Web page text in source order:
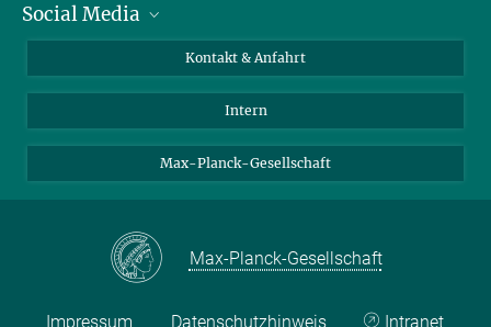
Pressebereich
Stellenangebote
Social Media
LinkedIn
Kontakt & Anfahrt
Intern
Max-Planck-Gesellschaft
Max-Planck-Gesellschaft
Impressum Datenschutzhinweis Intranet